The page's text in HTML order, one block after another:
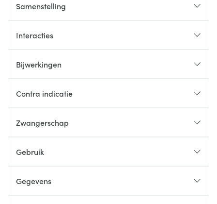
Samenstelling
Interacties
Bijwerkingen
Contra indicatie
Zwangerschap
Gebruik
Gegevens